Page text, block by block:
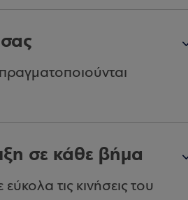
σε κάθε βήμα
τις κινήσεις του